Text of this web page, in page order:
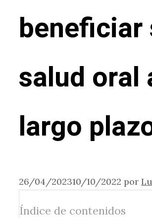
beneficiar
salud oral
largo
26/04/202310/10/2022 por
Índice de contenidos